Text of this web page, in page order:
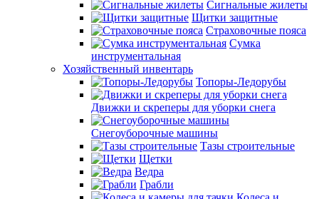
Сигнальные жилеты
Щитки защитные
Страховочные пояса
Сумка
инструментальная
Хозяйственный инвентарь
Топоры-Ледорубы
Движки и скреперы для уборки снега
Снегоуборочные машины
Тазы строительные
Щетки
Ведра
Грабли